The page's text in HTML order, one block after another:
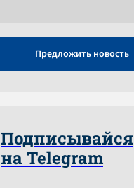
Предложить новость
Подписывайся
на Telegram